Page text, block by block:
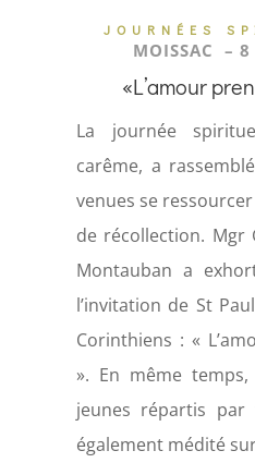
JOURNÉES
MOISSAC –
«L’amour
La journée
carême, a
venues se
de récollection. Mgr
Montauban a
l’invitation de St
Corinthiens : «
». En même
jeunes répartis par
également médité